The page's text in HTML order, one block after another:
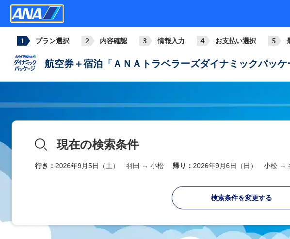
プラン選択 内容確認 情報入力 お支払い選択
航空券＋宿泊「ＡＮＡトラベラーズダイナミックパッ
現在の検索条件
行き： 2026年9月5日（土） 羽田 → 小松 帰り： 2026年9月6日（日） 小松 →
検索条件を変更する